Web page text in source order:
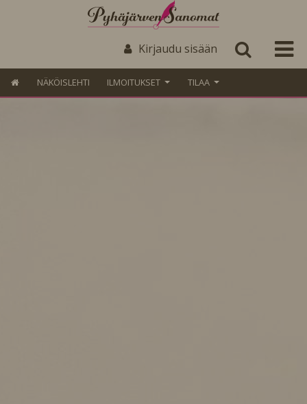
Kirjaudu sisään
NÄKÖISLEHTI ILMOITUKSET TILAA